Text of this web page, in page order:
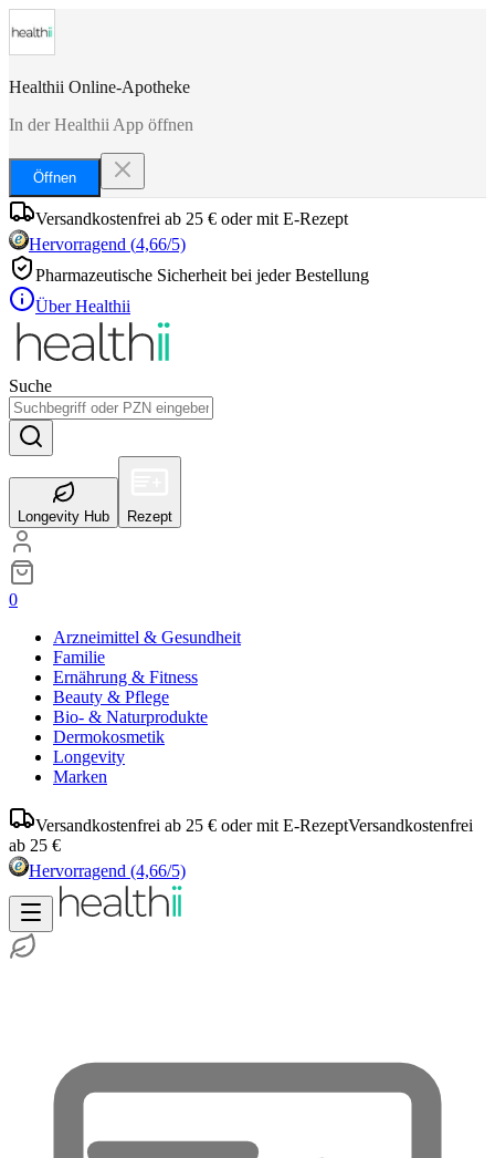
Healthii Online-Apotheke
In der Healthii App öffnen
Öffnen
Versandkostenfrei ab 25 € oder mit E-Rezept
Hervorragend (4,66/5)
Pharmazeutische Sicherheit bei jeder Bestellung
Über Healthii
Suche
Longevity Hub Rezept
0
Arzneimittel & Gesundheit
Familie
Ernährung & Fitness
Beauty & Pflege
Bio- & Naturprodukte
Dermokosmetik
Longevity
Marken
Versandkostenfrei ab 25 € oder mit E-RezeptVersandkostenfrei
ab 25 €
Hervorragend (4,66/5)